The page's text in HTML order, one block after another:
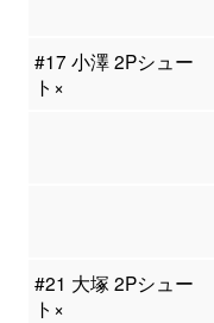
#17 小澤 2Pシュー
ト×
#21 大塚 2Pシュー
ト×